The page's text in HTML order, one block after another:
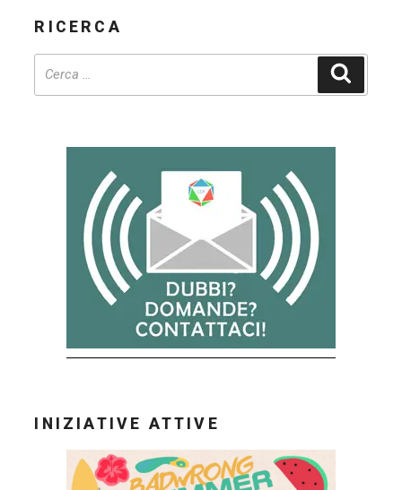
RICERCA
INIZIATIVE ATTIVE